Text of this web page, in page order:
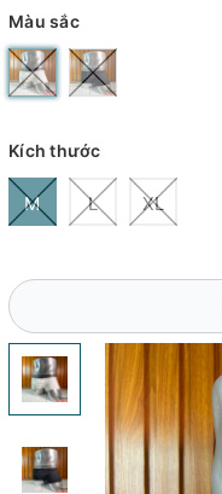
Màu sắc
Kích thước
M L XL